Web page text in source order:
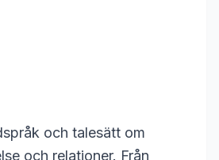
och talesätt om
och relationer. Från